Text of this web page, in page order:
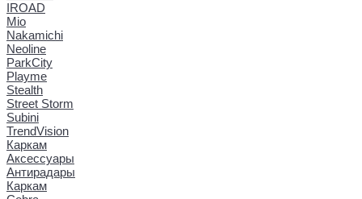
IROAD
Mio
Nakamichi
Neoline
ParkCity
Playme
Stealth
Street Storm
Subini
TrendVision
Каркам
Аксессуары
Антирадары
Каркам